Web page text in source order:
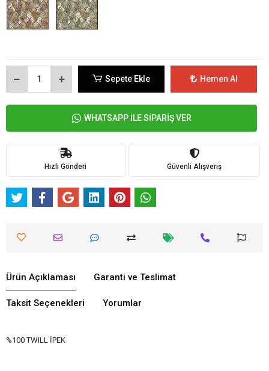
Sepete Ekle Hemen Al
WHATSAPP İLE SİPARİŞ VER
Hızlı Gönderi Güvenli Alışveriş
Ürün Açıklaması Garanti ve Teslimat
Taksit Seçenekleri Yorumlar
%100 TWILL İPEK